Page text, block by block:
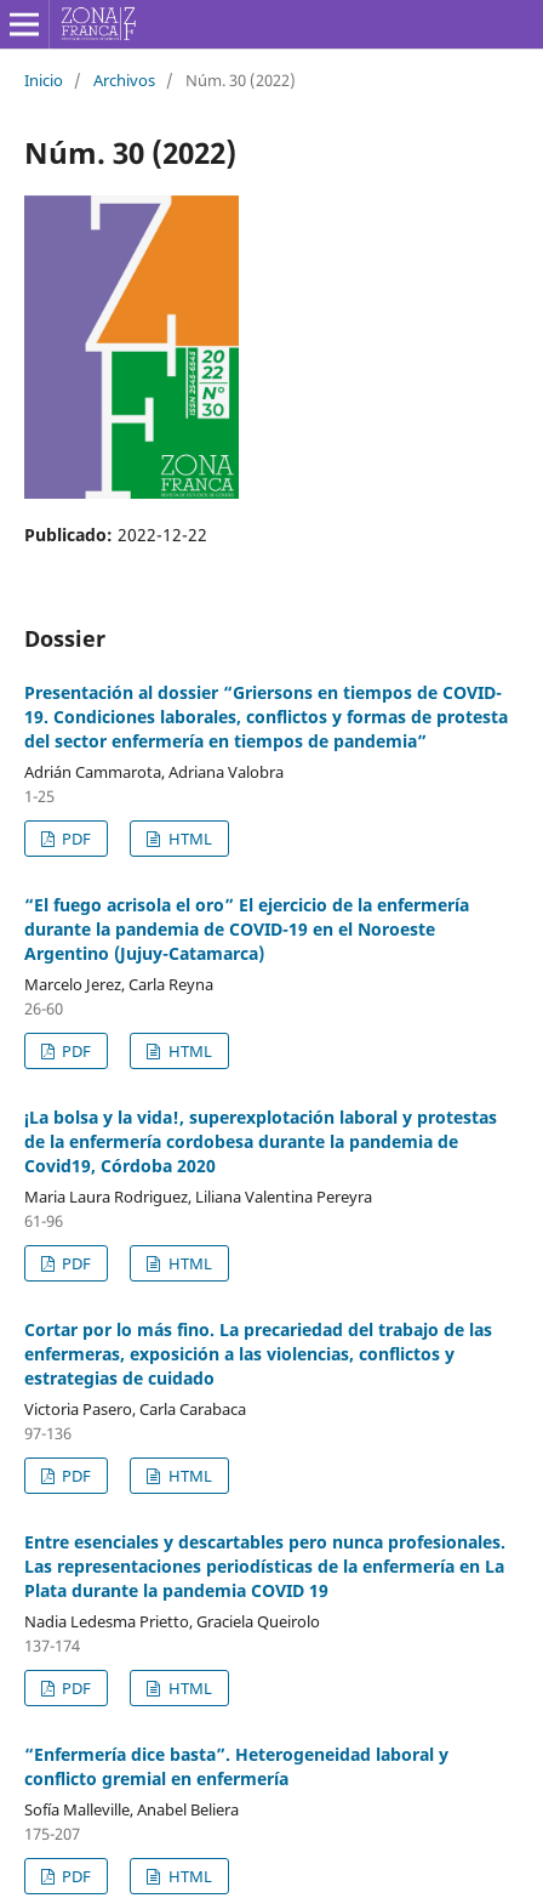
Inicio / Archivos / Núm. 30 (2022)
Núm. 30 (2022)
Publicado: 2022-12-22
Dossier
Presentación al dossier “Griersons en tiempos de COVID-
19. Condiciones laborales, conflictos y formas de protesta
del sector enfermería en tiempos de pandemia”
Adrián Cammarota, Adriana Valobra
1-25
PDF
HTML
“El fuego acrisola el oro” El ejercicio de la enfermería
durante la pandemia de COVID-19 en el Noroeste
Argentino (Jujuy-Catamarca)
Marcelo Jerez, Carla Reyna
26-60
PDF
HTML
¡La bolsa y la vida!, superexplotación laboral y protestas
de la enfermería cordobesa durante la pandemia de
Covid19, Córdoba 2020
Maria Laura Rodriguez, Liliana Valentina Pereyra
61-96
PDF
HTML
Cortar por lo más fino. La precariedad del trabajo de las
enfermeras, exposición a las violencias, conflictos y
estrategias de cuidado
Victoria Pasero, Carla Carabaca
97-136
PDF
HTML
Entre esenciales y descartables pero nunca profesionales.
Las representaciones periodísticas de la enfermería en La
Plata durante la pandemia COVID 19
Nadia Ledesma Prietto, Graciela Queirolo
137-174
PDF
HTML
“Enfermería dice basta”. Heterogeneidad laboral y
conflicto gremial en enfermería
Sofía Malleville, Anabel Beliera
175-207
PDF
HTML